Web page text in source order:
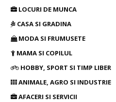
LOCURI DE MUNCA
CASA SI GRADINA
MODA SI FRUMUSETE
MAMA SI COPILUL
HOBBY, SPORT SI TIMP LIBER
ANIMALE, AGRO SI INDUSTRIE
AFACERI SI SERVICII